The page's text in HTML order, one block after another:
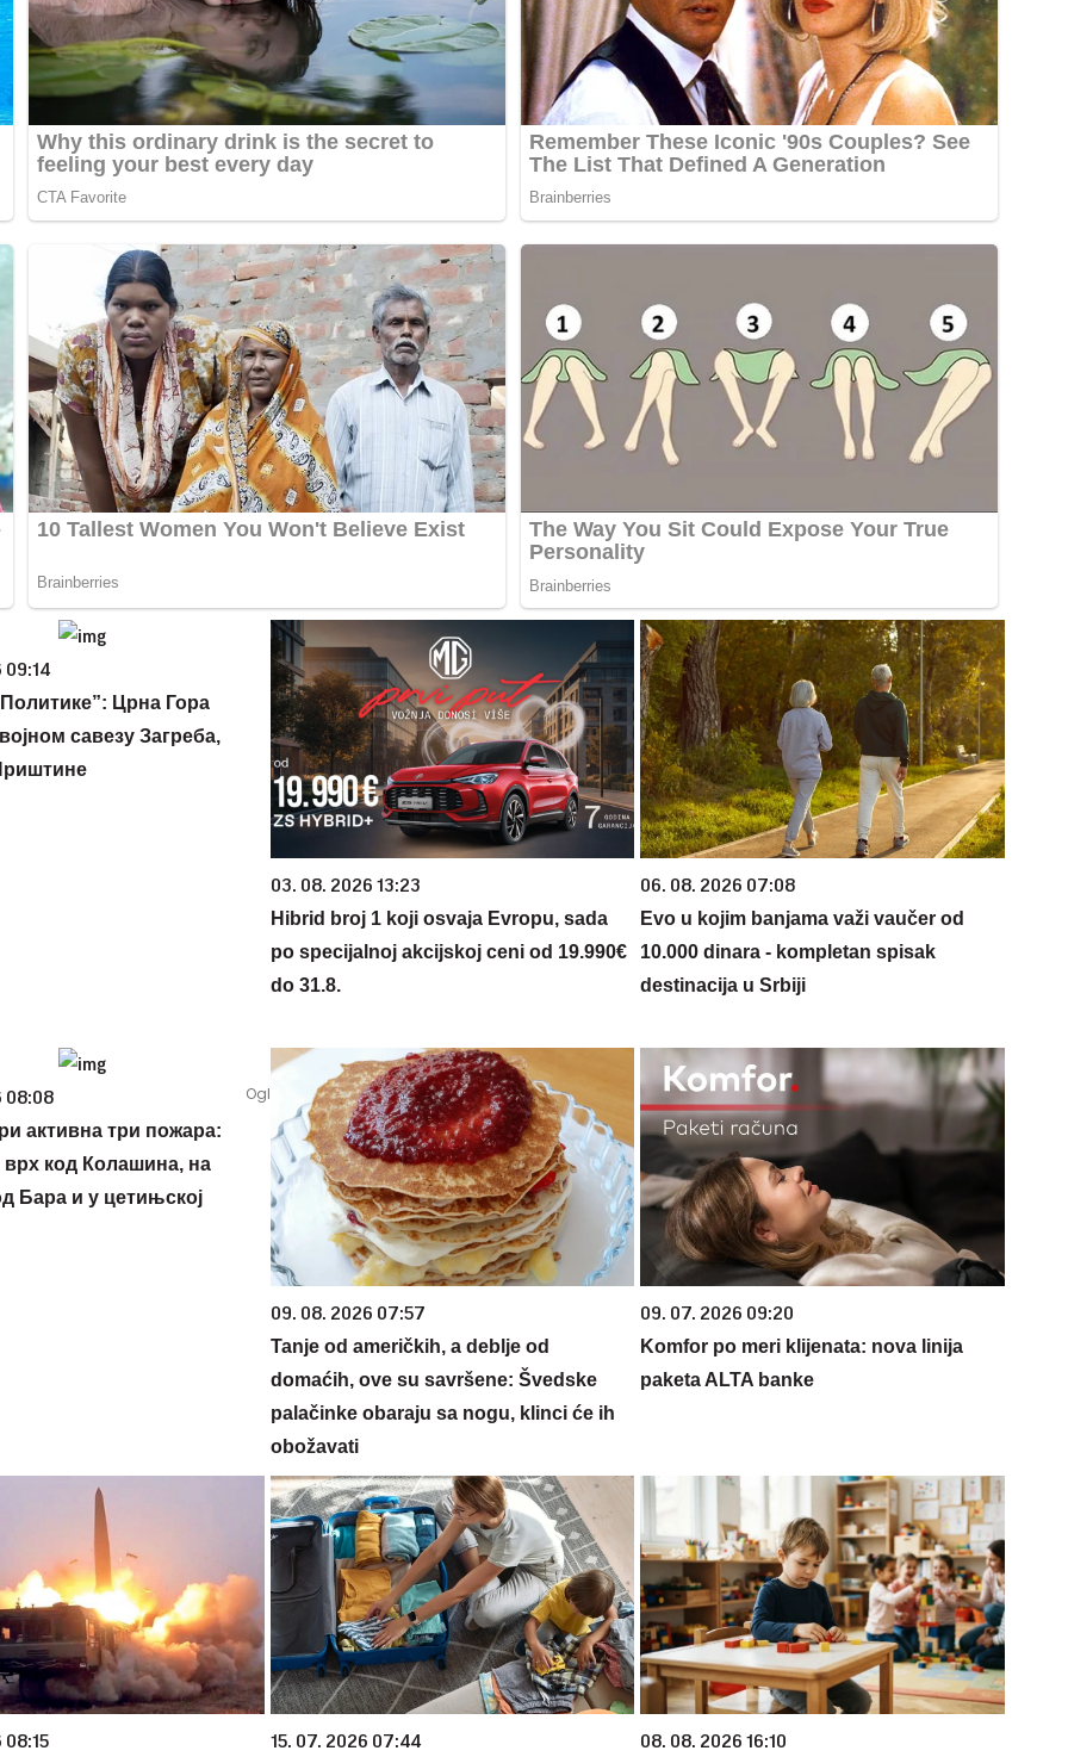
09:14
Црна Гора
савезу Загреба,
03. 08. 2026 13:23
Hibrid broj 1 koji osvaja Evropu, sada
po specijalnoj akcijskoj ceni od 19.990€
do 31.8.
06. 08. 2026 07:08
Evo u kojim banjama važi vaučer od
10.000 dinara - kompletan spisak
destinacija u Srbiji
08:08
активна три пожара:
код Колашина, на
Бара и у цетињској
09. 08. 2026 07:57
Tanje od američkih, a deblje od
domaćih, ove su savršene: Švedske
palačinke obaraju sa nogu, klinci će ih
obožavati
09. 07. 2026 09:20
Komfor po meri klijenata: nova linija
paketa ALTA banke
08:15 15. 07. 2026 07:44 08. 08. 2026 16:10